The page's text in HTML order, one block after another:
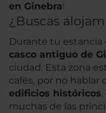
en Ginebra!
¿Buscas
Durante tu estancia
casco antiguo de
ciudad. Esta zona
cafés, por no hablar
edificios históricos
muchas de las